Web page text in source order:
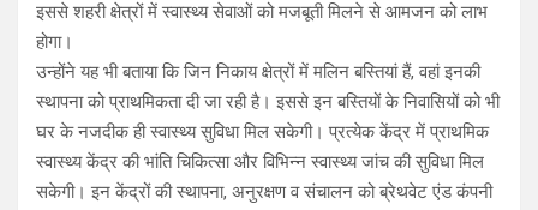
इससे शहरी क्षेत्रों में स्वास्थ्य सेवाओं को मजबूती मिलने से आमजन को लाभ
होगा।
उन्होंने यह भी बताया कि जिन निकाय क्षेत्रों में मलिन बस्तियां हैं, वहां इनकी
स्थापना को प्राथमिकता दी जा रही है। इससे इन बस्तियों के निवासियों को भी
घर के नजदीक ही स्वास्थ्य सुविधा मिल सकेगी। प्रत्येक केंद्र में प्राथमिक
स्वास्थ्य केंद्र की भांति चिकित्सा और विभिन्न स्वास्थ्य जांच की सुविधा मिल
सकेगी। इन केंद्रों की स्थापना, अनुरक्षण व संचालन को ब्रेथवेट एंड कंपनी